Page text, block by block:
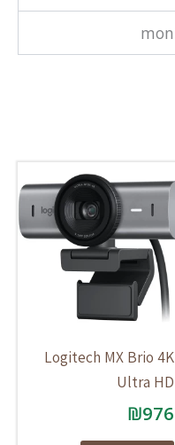
Logitech MX Brio 4K
Ultra HD
₪976